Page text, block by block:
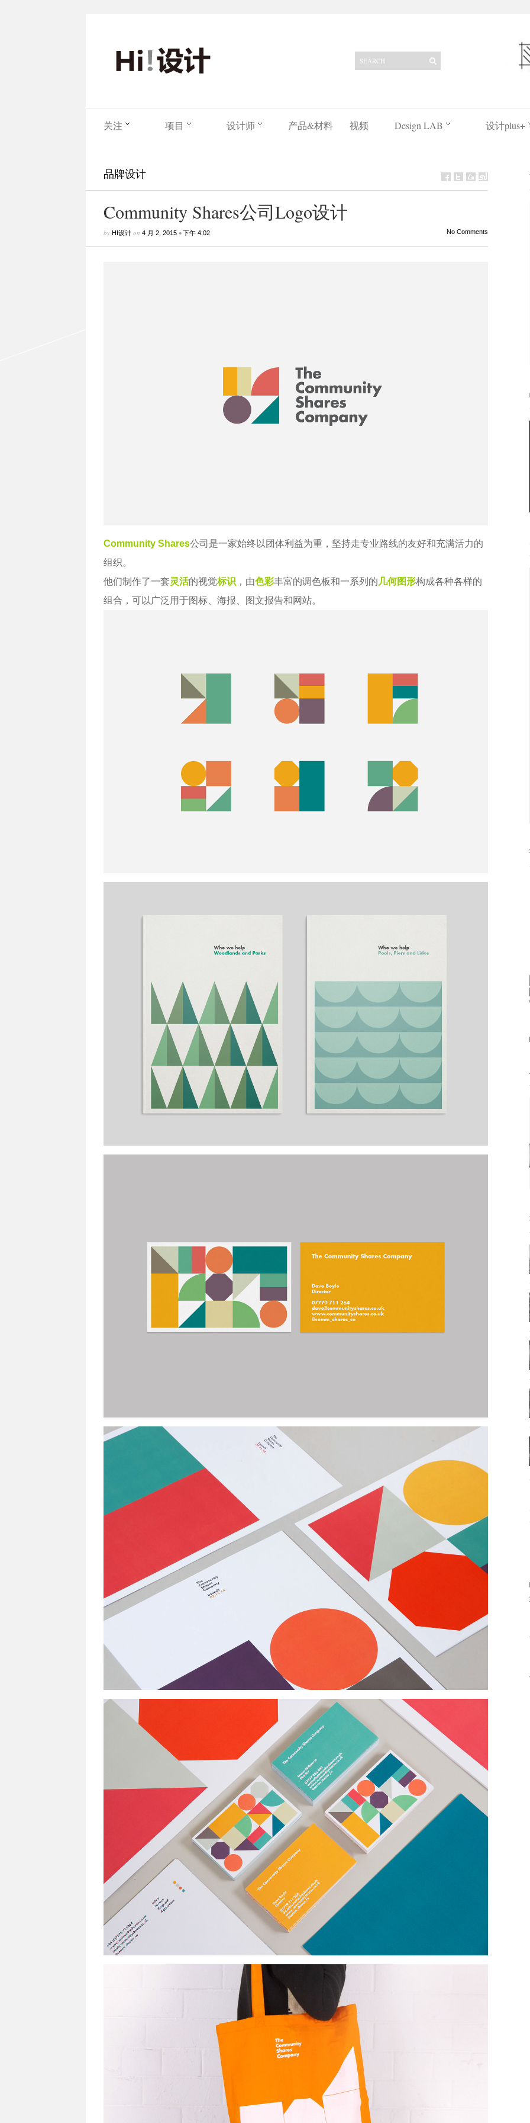
关注 项目 设计师 产品&材料 视频 Design LAB 设计plus+
品牌设计
Community Shares公司Logo设计
by HI设计on 4 月 2, 2015•下午 4:02 No Comments
Community Shares公司是一家始终以团体利益为重，坚持走专业路线的友好和充满活力的
组织。
他们制作了一套灵活的视觉标识 ，由色彩丰富的调色板和一系列的 几何图形构成各种各样的
组合，可以广泛用于图标、海报、图文报告和网站。